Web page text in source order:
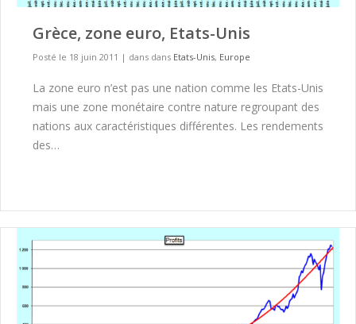
Grèce, zone euro, Etats-Unis
Posté le 18 juin 2011 | dans dans Etats-Unis, Europe
La zone euro n’est pas une nation comme les Etats-Unis
mais une zone monétaire contre nature regroupant des
nations aux caractéristiques différentes. Les rendements
des…